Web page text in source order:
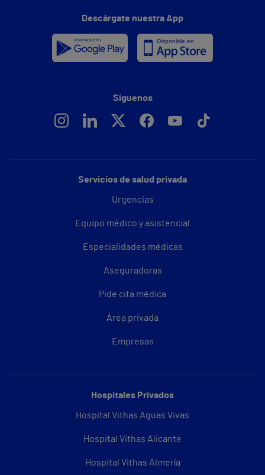
Servicios de salud privada
Urgencias
Equipo médico y asistencial
Especialidades médicas
Aseguradoras
Pide cita médica
Área privada
Empresas
Hospitales Privados
Hospital Vithas Aguas Vivas
Hospital Vithas Alicante
Hospital Vithas Almería
Descárgate nuestra App
Síguenos